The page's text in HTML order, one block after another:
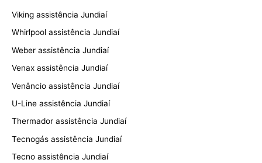
Viking assistência Jundiaí
Whirlpool assistência Jundiaí
Weber assistência Jundiaí
Venax assistência Jundiaí
Venâncio assistência Jundiaí
U-Line assistência Jundiaí
Thermador assistência Jundiaí
Tecnogás assistência Jundiaí
Tecno assistência Jundiaí